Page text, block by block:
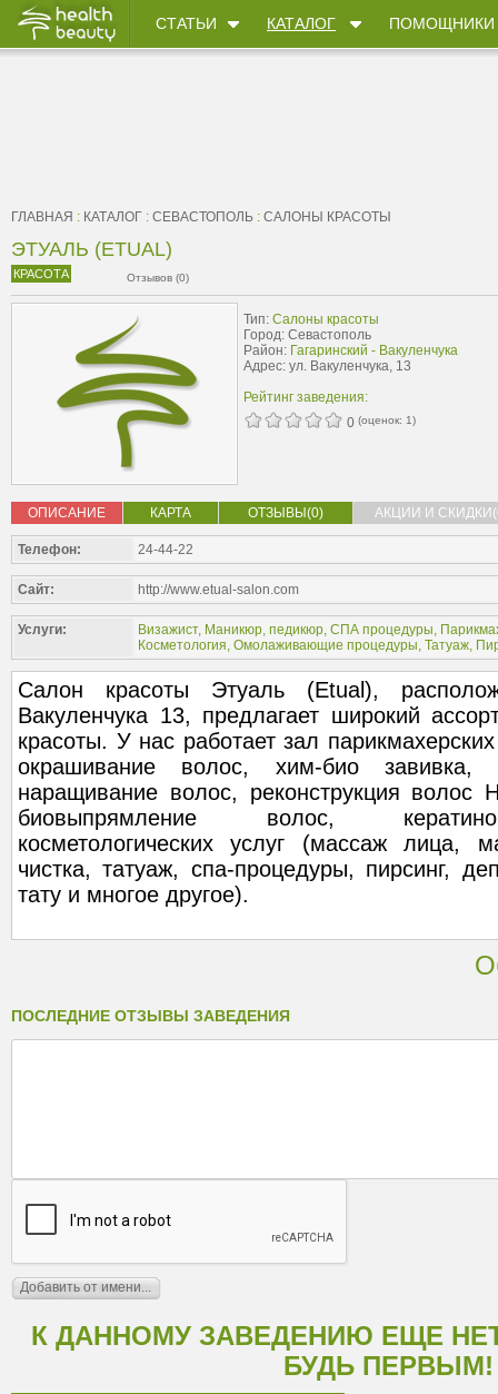
СТАТЬИ КАТАЛОГ ПОМОЩНИКИ
ГЛАВНАЯ : КАТАЛОГ : СЕВАСТОПОЛЬ : САЛОНЫ КРАСОТЫ
ЭТУАЛЬ (ETUAL)
КРАСОТА Отзывов (0)
Тип: Салоны красоты
Город: Севастополь
Район: Гагаринский - Вакуленчука
Адрес: ул. Вакуленчука, 13
Рейтинг заведения:
0 (оценок: 1)
ОПИСАНИЕ КАРТА ОТЗЫВЫ(0) АКЦИИ И
Телефон: 24-44-22
Сайт: http://www.etual-salon.com
Услуги: Визажист, Маникюр, педикюр, СПА процедуры,
Косметология, Омолаживающие процедуры, Татуаж,
Салон красоты Этуаль (Etual),
Вакуленчука 13, предлагает широкий
красоты. У нас работает зал
окрашивание волос, хим-био завивка,
наращивание волос, реконструкция волос
биовыпрямление волос,
косметологических услуг (массаж лица,
чистка, татуаж, спа-процедуры, пирсинг,
тату и многое другое).
ПОСЛЕДНИЕ ОТЗЫВЫ ЗАВЕДЕНИЯ
К ДАННОМУ ЗАВЕДЕНИЮ ЕЩЕ
БУДЬ ПЕРВЫМ!